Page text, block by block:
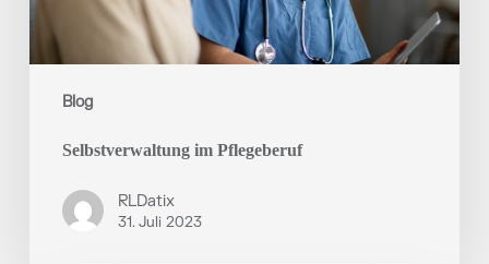
Blog
Selbstverwaltung im Pflegeberuf
RLDatix
31. Juli 2023